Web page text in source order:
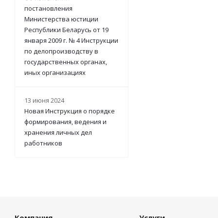
постановления
Министерства юстиции
Республики Беларусь от 19
января 2009 г. № 4 Инструкции
по делопроизводству в
государственных органах,
иных организациях
13 июня 2024
Новая Инструкция о порядке
формирования, ведения и
хранения личных дел
работников